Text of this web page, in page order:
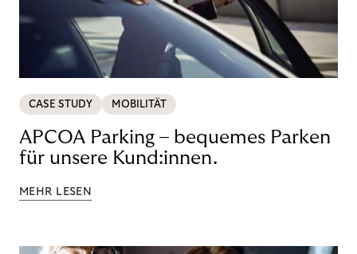
CASE STUDY MOBILITÄT
APCOA Parking – bequemes Parken
für unsere Kund:innen.
MEHR LESEN